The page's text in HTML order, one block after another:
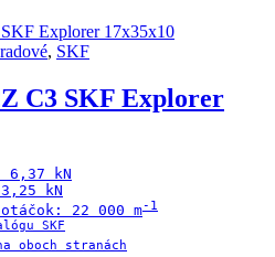
, SKF
C3 SKF Explorer
6,37 kN
kN
22 000 m-1
SKF
oboch stranách